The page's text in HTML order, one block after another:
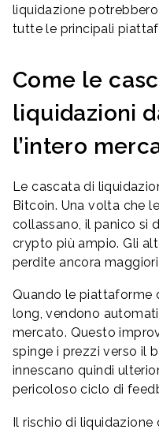
liquidazione
tutte le principali
Come le
liquidazioni
l’intero
Le cascata di
Bitcoin. Una volta che
collassano, il panico si
crypto più ampio. Gli
perdite ancora
Quando le piattaforme
long, vendono
mercato. Questo
spinge i prezzi verso il
innescano quindi
pericoloso ciclo di
Il rischio di liquidazione